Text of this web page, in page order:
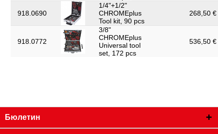
918.0690
1/4"+1/2"
CHROMEplus
Tool kit, 90 pcs
268,50 €
918.0772
3/8"
CHROMEplus
Universal tool
set, 172 pcs
536,50 €
Бюлетин